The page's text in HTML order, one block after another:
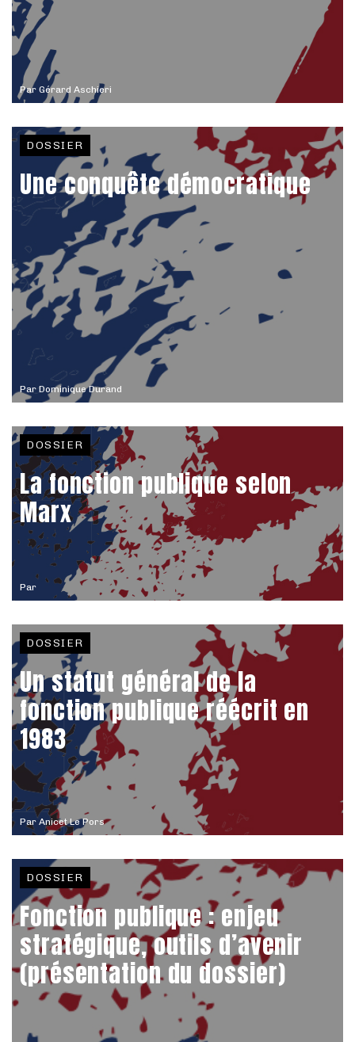
Par Gérard Aschieri
ParDominique Durand
DOSSIER
Une conquête démocratique
Par
DOSSIER
La fonction publique selon
Marx
Par Anicet Le Pors
DOSSIER
Un statut général de la
fonction publique réécrit en
1983
DOSSIER
Fonction publique : enjeu
stratégique, outils d’avenir
(présentation du dossier)